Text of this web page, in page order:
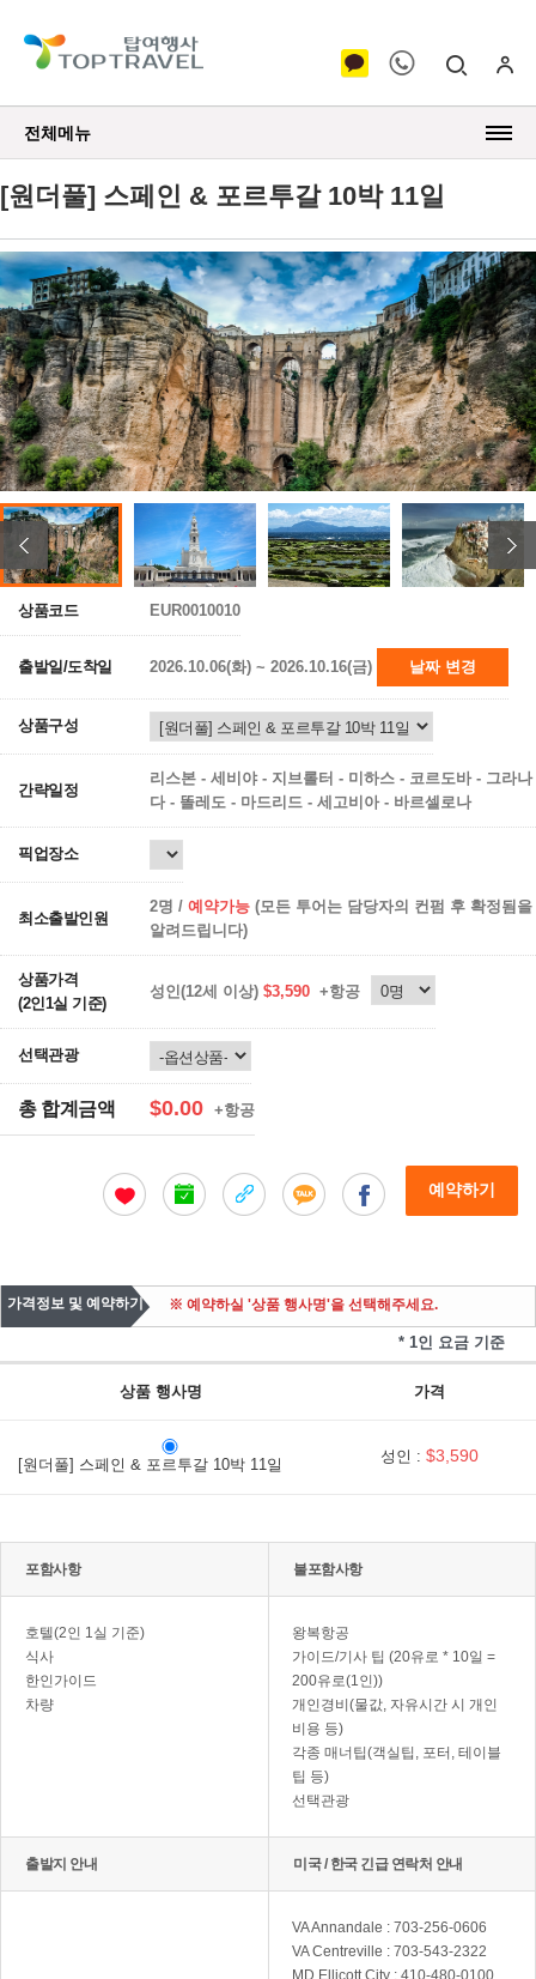
전체메뉴
[원더풀] 스페인 & 포르투갈 10박 11일
상품코드 EUR0010010
출발일/도착일 2026.10.06(화) ~ 2026.10.16(금) 날짜 변경
상품구성
간략일정
리스본 - 세비야 - 지브롤터 - 미하스 - 코르도바 - 그라나
다 - 똘레도 - 마드리드 - 세고비아 - 바르셀로나
픽업장소
최소출발인원
2명 / 예약가능 (모든 투어는 담당자의 컨펌 후 확정됨을
알려드립니다)
상품가격
(2인1실 기준)
성인(12세 이상) $3,590 +항공
선택관광
총 합계금액 $0.00 +항공
예약하기
가격정보 및 예약하기 ※ 예약하실 '상품 행사명'을 선택해주세요.
* 1인 요금 기준
상품 행사명 가격
[원더풀] 스페인 & 포르투갈 10박 11일 성인 : $3,590
포함사항
호텔(2인 1실 기준)
식사
한인가이드
차량
불포함사항
왕복항공
가이드/기사 팁 (20유로 * 10일 =
200유로(1인))
개인경비(물값, 자유시간 시 개인
비용 등)
각종 매너팁(객실팁, 포터, 테이블
팁 등)
선택관광
출발지 안내 미국 / 한국 긴급 연락처 안내
VA Annandale : 703-256-0606
VA Centreville : 703-543-2322
MD Ellicott City : 410-480-0100